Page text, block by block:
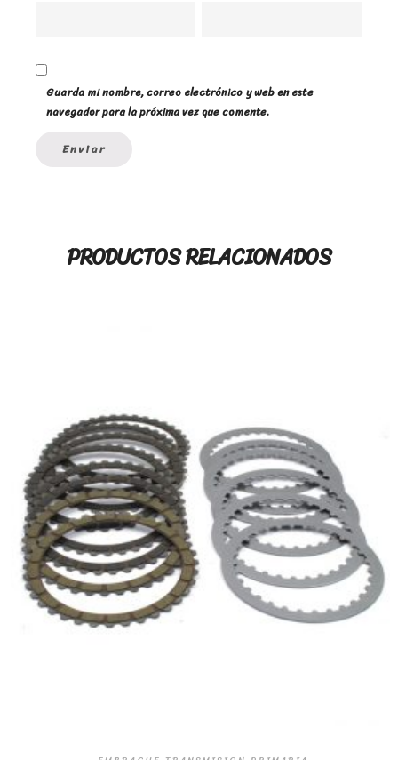
Guarda mi nombre, correo electrónico y web en este
navegador para la próxima vez que comente.
PRODUCTOS RELACIONADOS